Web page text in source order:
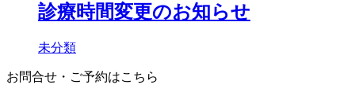
診療時間変更のお知らせ
未分類
お問合せ・ご予約はこちら